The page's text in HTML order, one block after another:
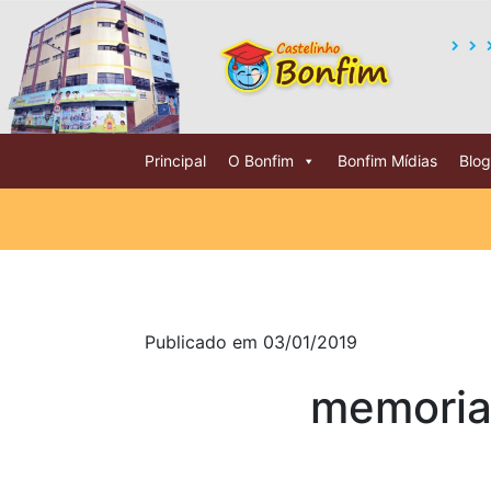
Principal O Bonfim Bonfim Mídias
Publicado em 03/01/2019